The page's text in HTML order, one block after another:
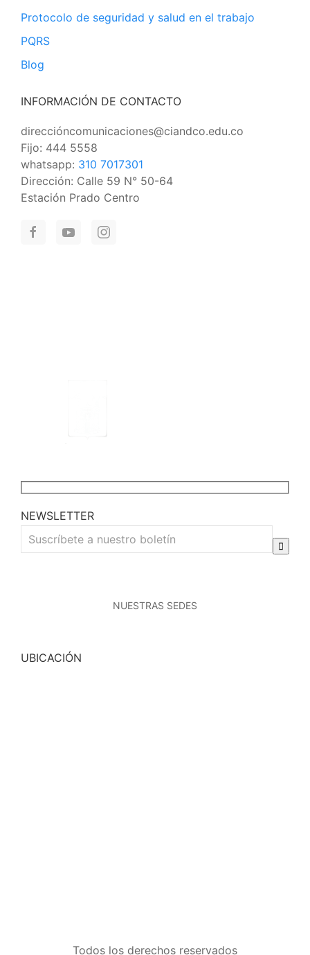
Protocolo de seguridad y salud en el trabajo
PQRS
Blog
INFORMACIÓN DE CONTACTO
direccióncomunicaciones@ciandco.edu.co
Fijo: 444 5558
whatsapp: 310 7017301
Dirección: Calle 59 N° 50-64
Estación Prado Centro
NEWSLETTER
NUESTRAS SEDES
UBICACIÓN
Todos los derechos reservados